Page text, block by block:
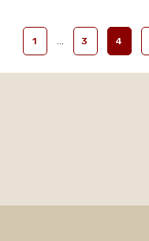
1 3 4